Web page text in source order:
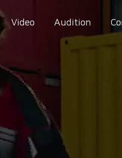
Video Audition